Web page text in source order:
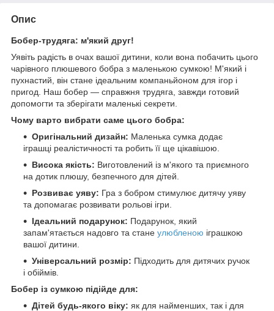
Опис
Бобер-трудяга: м'який друг!
Уявіть радість в очах вашої дитини, коли вона побачить цього
чарівного плюшевого бобра з маленькою сумкою! М'який і
пухнастий, він стане ідеальним компаньйоном для ігор і
пригод. Наш бобер — справжня трудяга, завжди готовий
допомогти та зберігати маленькі секрети.
Чому варто вибрати саме цього бобра:
Оригінальний дизайн: Маленька сумка додає
іграшці реалістичності та робить її ще цікавішою.
Висока якість: Виготовлений із м'якого та приємного
на дотик плюшу, безпечного для дітей.
Розвиває уяву: Гра з бобром стимулює дитячу уяву
та допомагає розвивати рольові ігри.
Ідеальний подарунок: Подарунок, який
запам'ятається надовго та стане улюбленою іграшкою
вашої дитини.
Універсальний розмір: Підходить для дитячих ручок
і обіймів.
Бобер із сумкою підійде для:
Дітей будь-якого віку: як для найменших, так і для